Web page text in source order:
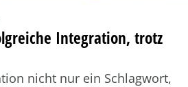
Integration, trotz
nicht nur ein Schlagwort,